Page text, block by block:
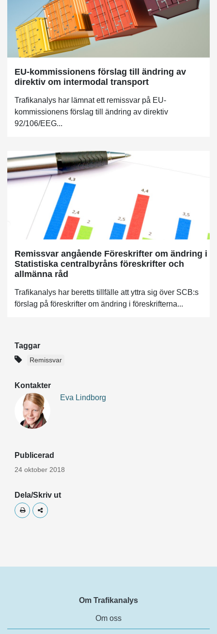
EU-kommissionens förslag till ändring av
direktiv om intermodal transport
Trafikanalys har lämnat ett remissvar på EU-
kommissionens förslag till ändring av direktiv
92/106/EEG...
Remissvar angående Föreskrifter om ändring i
Statistiska centralbyråns föreskrifter och
allmänna råd
Trafikanalys har beretts tillfälle att yttra sig över SCB:s
förslag på föreskrifter om ändring i föreskrifterna...
Taggar
Remissvar
Kontakter
Eva Lindborg
Publicerad
24 oktober 2018
Dela/Skriv ut
Skriv utDela
Om Trafikanalys
Om oss